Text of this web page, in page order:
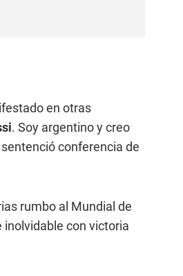
en otras
. Soy argentino y creo
conferencia de
rumbo al Mundial de
inolvidable con victoria